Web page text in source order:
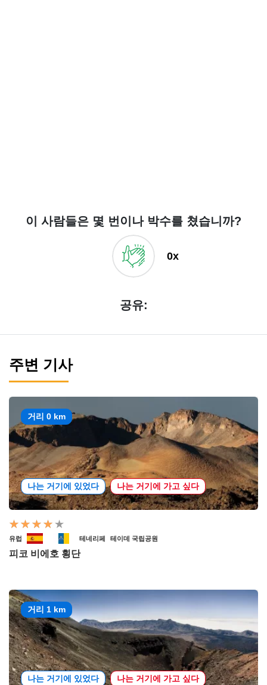
이 사람들은 몇 번이나 박수를 쳤습니까?
0x
공유:
주변 기사
거리 0 km
나는 거기에 있었다 나는 거기에 가고 싶다
유럽 테네리페 테이데 국립공원
피코 비에호 횡단
거리 1 km
나는 거기에 있었다 나는 거기에 가고 싶다